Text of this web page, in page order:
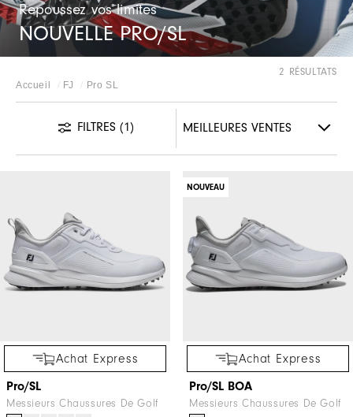
Repoussez vos limites
NOUVELLE PRO/SL
Accueil FJ Pro SL
2 RÉSULTATS
FILTRES (1)
Achat Express
Pro/SL
Messieurs Chaussures De Golf
NOUVEAU
Achat Express
Pro/SL BOA
Messieurs Chaussures De Golf